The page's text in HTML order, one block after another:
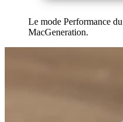
Le mode Performance
MacGeneration.